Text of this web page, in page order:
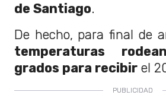
de Santiago.
De hecho, para final de
temperaturas
grados para recibir el